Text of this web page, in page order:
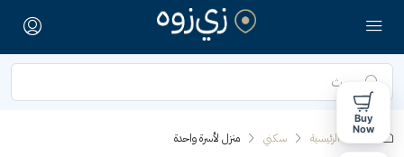
الصفحة الرئيسية سكني منزل لأسرة واحدة
Buy
Now